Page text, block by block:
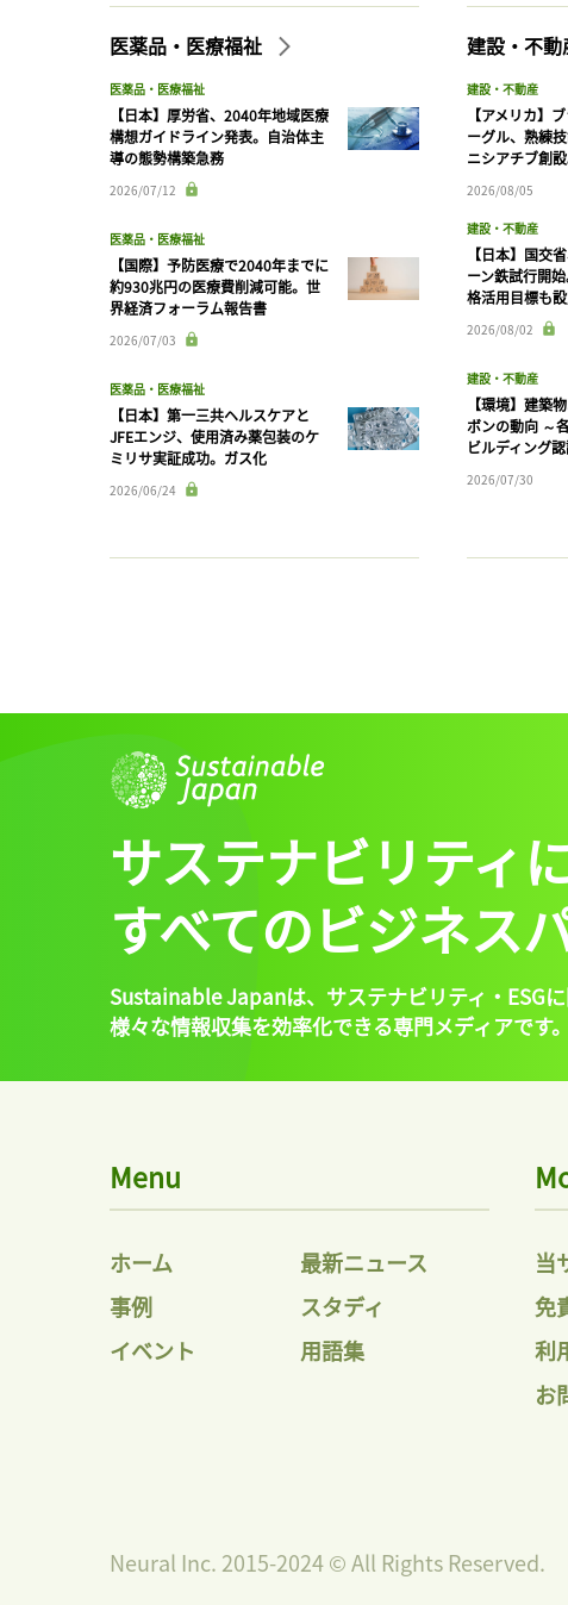
医薬品・医療福祉
医薬品・医療福祉
【日本】厚労省、2040年地域医療
構想ガイドライン発表。自治体主
導の態勢構築急務
2026/07/12
医薬品・医療福祉
【国際】予防医療で2040年までに
約930兆円の医療費削減可能。世
界経済フォーラム報告書
2026/07/03
医薬品・医療福祉
【日本】第一三共ヘルスケアと
JFEエンジ、使用済み薬包装のケ
ミリサ実証成功。ガス化
2026/06/24
建設・不動
建設・不動産
【アメリカ】
ーグル、熟練
ニシアチブ創
2026/08/05
建設・不動産
【日本】国交
ーン鉄試行開
格活用目標も
2026/08/02
建設・不動産
【環境】建築
ボンの動向 ～
ビルディング
2026/07/30
サステナビリティ
すべてのビジネス
Sustainable Japanは、 サステナビリティ・ESG
様々な情報収集を効率化できる専門メディアです。
Menu
ホーム
最新ニュース
事例
スタディ
イベント
用語集
当
免
利
お
Neural Inc. 2015-2024 © All Rights Reserved.